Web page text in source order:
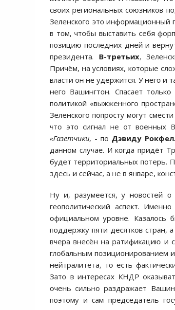
своих региональных союзников
Зеленского это информационный
в том, чтобы выставить себя
позицию последних дней и
президента. В-третьих,
Причём, на условиях, которые
власти он не удержится. У него и
него Вашингтон. Спасает
политикой «выжженного
Зеленского попросту могут
что это сигнал не от военных
«Газетчики, - по Дэвиду
данном случае. И когда придёт
будет территориальных потерь.
здесь и сейчас, а не в январе,
Ну и, разумеется, у новостей
геополитический аспект.
официальном уровне. Казалось
поддержку пяти десятков стран,
вчера внесён на ратификацию и
глобальным позиционированием
нейтралитета, то есть
Зато в интересах КНДР
очень сильно раздражает
поэтому и сам председатель